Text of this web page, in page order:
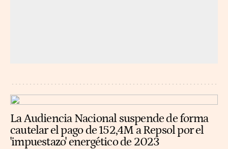
La Audiencia Nacional suspende de forma
cautelar el pago de 152,4M a Repsol por el
'impuestazo' energético de 2023